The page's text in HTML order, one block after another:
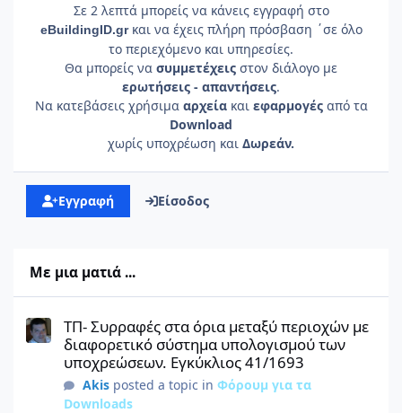
Σε 2 λεπτά μπορείς να κάνεις εγγραφή στο
eBuildingID.gr και να έχεις πλήρη πρόσβαση ΄σε όλο
το περιεχόμενο και υπηρεσίες.
Θα μπορείς να συμμετέχεις στον διάλογο με
ερωτήσεις - απαντήσεις.
Να κατεβάσεις χρήσιμα αρχείακαι εφαρμογέςαπό τα
Download
χωρίς υποχρέωση και Δωρεάν.
Εγγραφή Είσοδος
Με μια ματιά ...
ΤΠ- Συρραφές στα όρια μεταξύ περιοχών με
διαφορετικό σύστημα υπολογισμού των
υποχρεώσεων. Εγκύκλιος 41/1693
Akisposted a topic in Φόρουμ για τα
Downloads